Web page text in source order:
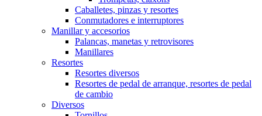
Caballetes, pinzas y resortes
Conmutadores e interruptores
Manillar y accesorios
Palancas, manetas y retrovisores
Manillares
Resortes
Resortes diversos
Resortes de pedal de arranque, resortes de pedal
de cambio
Diversos